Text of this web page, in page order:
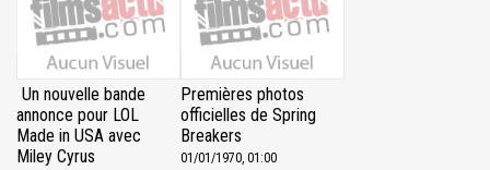
Un nouvelle bande
annonce pour LOL
Made in USA avec
Miley Cyrus
Premières photos
officielles de Spring
Breakers
01/01/1970, 01:00